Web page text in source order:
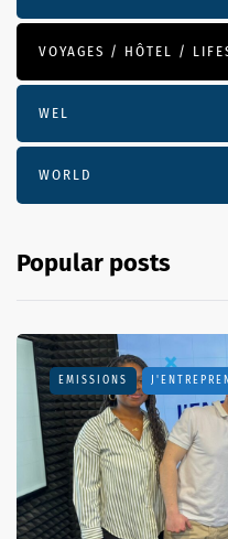
VOYAGES / HÔTEL /
WEL
WORLD
Popular posts
EMISSIONS